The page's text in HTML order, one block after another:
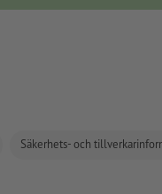
Säkerhets- och